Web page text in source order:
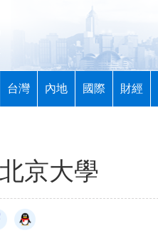
台灣 內地 國際 財經
京大學